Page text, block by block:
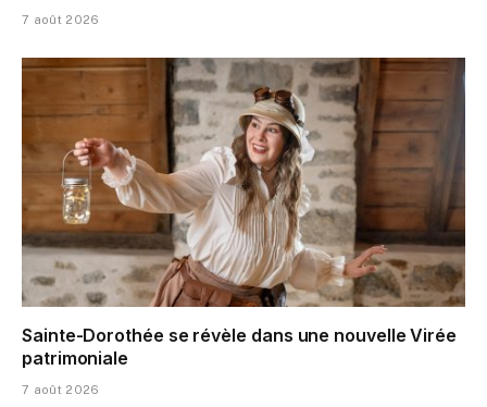
7 août 2026
Sainte-Dorothée se révèle dans une nouvelle Virée
patrimoniale
7 août 2026